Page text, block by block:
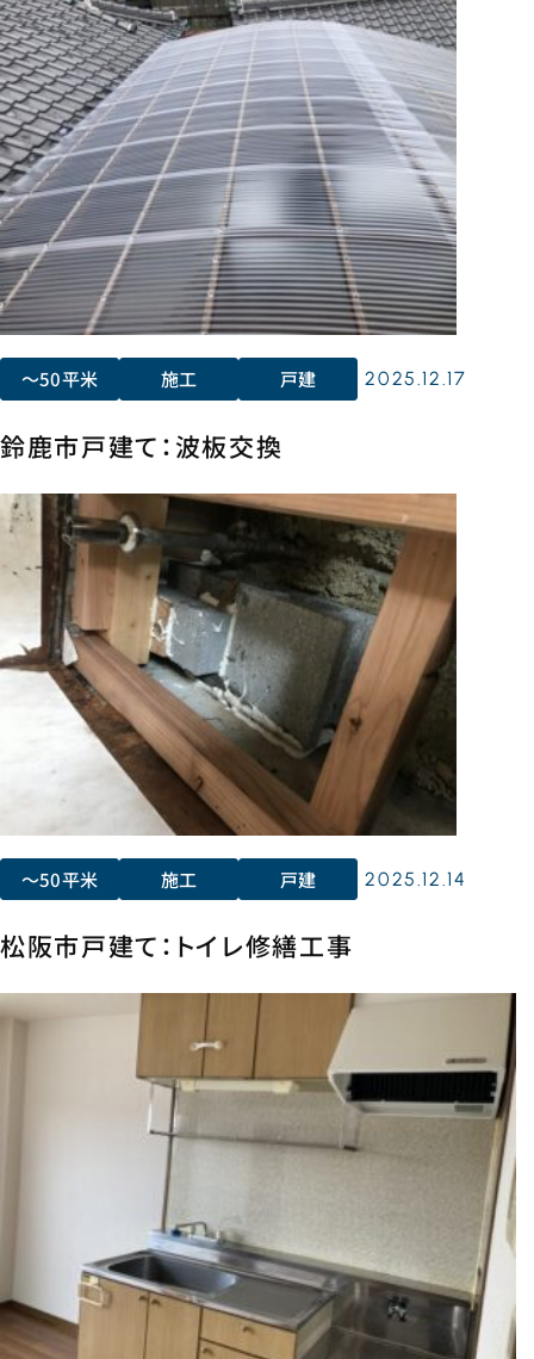
〜50平米 施工 戸建
鈴鹿市戸建て：波板交換
2025.12.17
〜50平米 施工 戸建
松阪市戸建て：トイレ修繕工事
2025.12.14